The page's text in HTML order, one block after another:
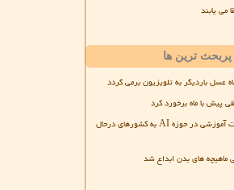
می یابند
پربحث ترین ها
عسل باردیگر به تلویزیون برمی گردد
اختصاص 5000 فرصت آموزشی در حوزه AI به کشورهای درحال
های بدن ابداع شد